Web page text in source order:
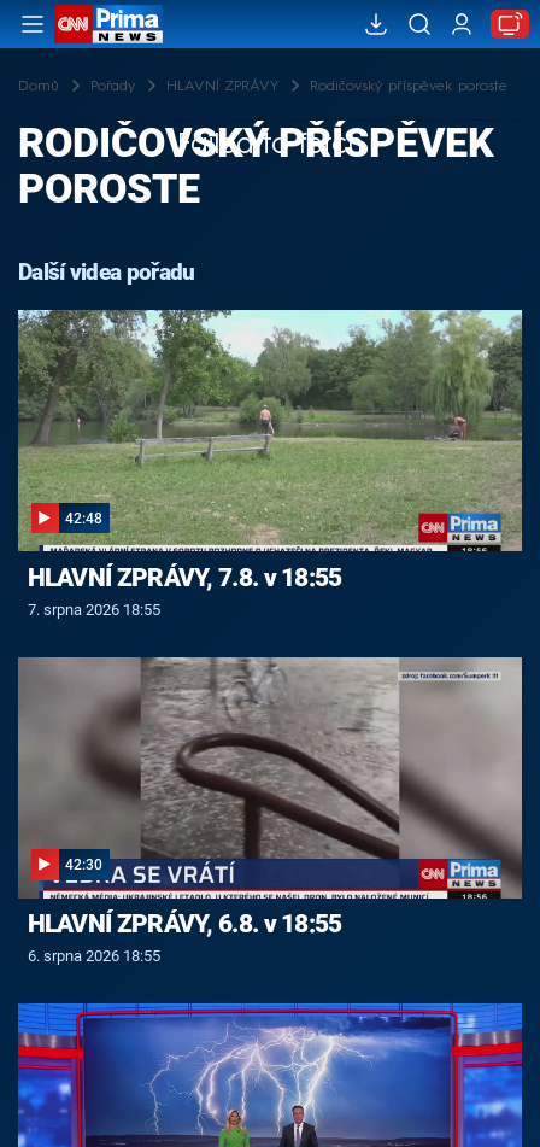
Domů Pořady HLAVNÍ ZPRÁVY Rodičovský příspěvek poroste
Failed to fetch
RODIČOVSKÝ PŘÍSPĚVEK
POROSTE
Další videa pořadu
42:48
HLAVNÍ ZPRÁVY, 7.8. v 18:55
7. srpna 2026 18:55
42:30
HLAVNÍ ZPRÁVY, 6.8. v 18:55
6. srpna 2026 18:55